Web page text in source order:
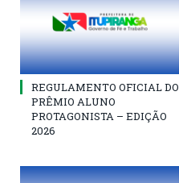
REGULAMENTO OFICIAL DO
PRÊMIO ALUNO
PROTAGONISTA – EDIÇÃO
2026